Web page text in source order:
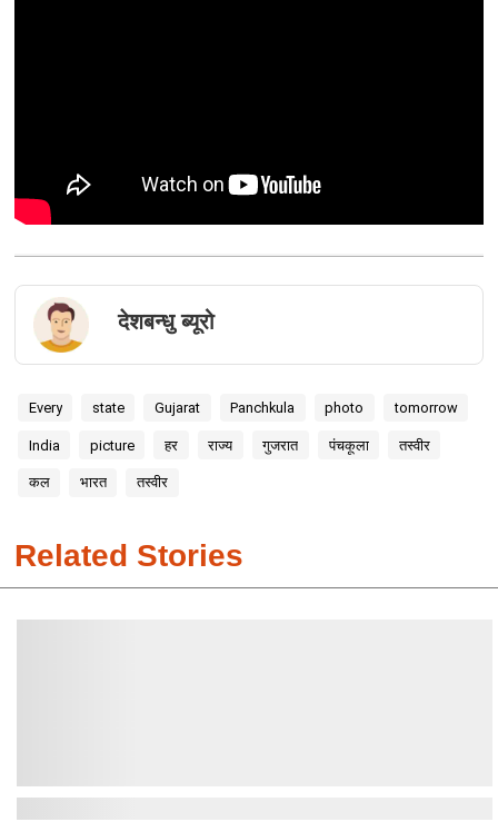
देशबन्धु ब्यूरो
Every state Gujarat Panchkula photo tomorrow
India picture हर राज्य गुजरात पंचकूला तस्वीर
कल भारत तस्वीर
Related Stories